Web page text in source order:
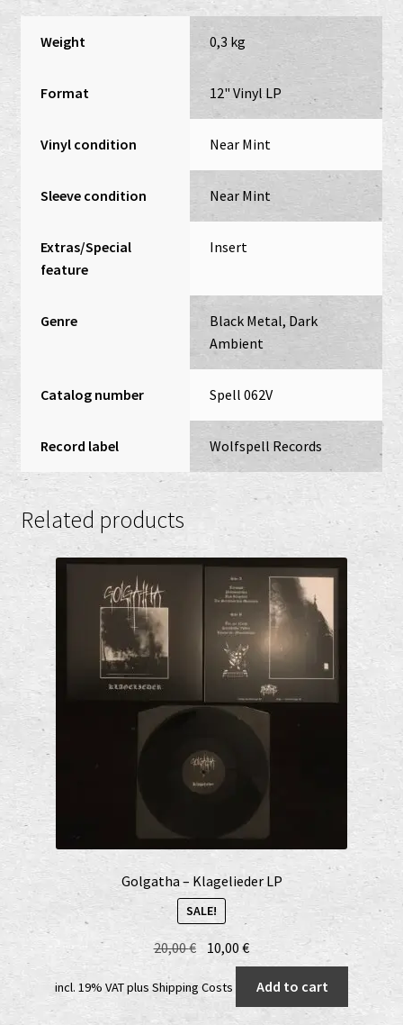
Weight 0,3 kg
Format 12" Vinyl LP
Vinyl condition Near Mint
Sleeve condition Near Mint
Extras/Special
feature
Insert
Genre
Black Metal, Dark
Ambient
Catalog number Spell 062V
Record label Wolfspell Records
Related products
Golgatha – Klagelieder LP
SALE!
20,00€ Original
was:
10,00€Current
price
is:
10,00 €.
incl. 19% VATplus Shipping Costs Add to cart